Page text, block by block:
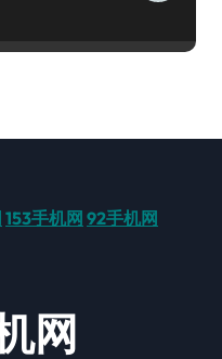
153手机网 92手机网
网